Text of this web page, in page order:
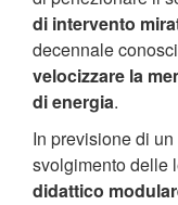
di intervento
decennale
velocizzare la
di energia.
In previsione di
svolgimento delle
didattico